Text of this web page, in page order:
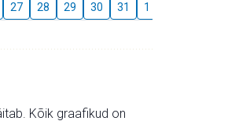
27 28 29 30 31 1
Kõik graafikud on